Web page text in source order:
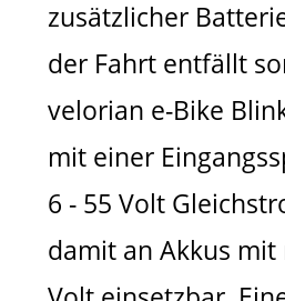
zusätzlicher
der Fahrt entfällt
velorian e-Bike
mit einer
6 - 55 Volt
damit an Akkus mit